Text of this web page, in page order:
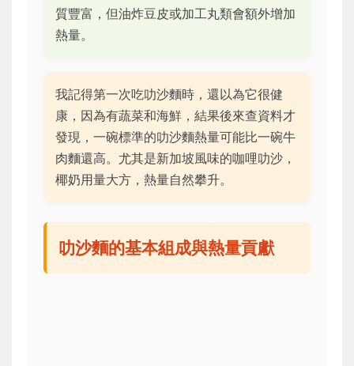
質豐富，但油炸豆皮或加工丸類會額外增加
熱量。
我記得第一次吃叻沙麵時，還以為它很健
康，因為有蔬菜和海鮮，結果後來查資料才
發現，一碗標準的叻沙麵熱量可能比一碗牛
肉麵還高。尤其是新加坡風味的咖哩叻沙，
椰奶用量大方，熱量自然攀升。
叻沙麵的基本組成與熱量貢獻